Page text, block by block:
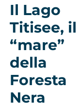
Il Lago
Titisee, il
“mare”
della
Foresta
Nera